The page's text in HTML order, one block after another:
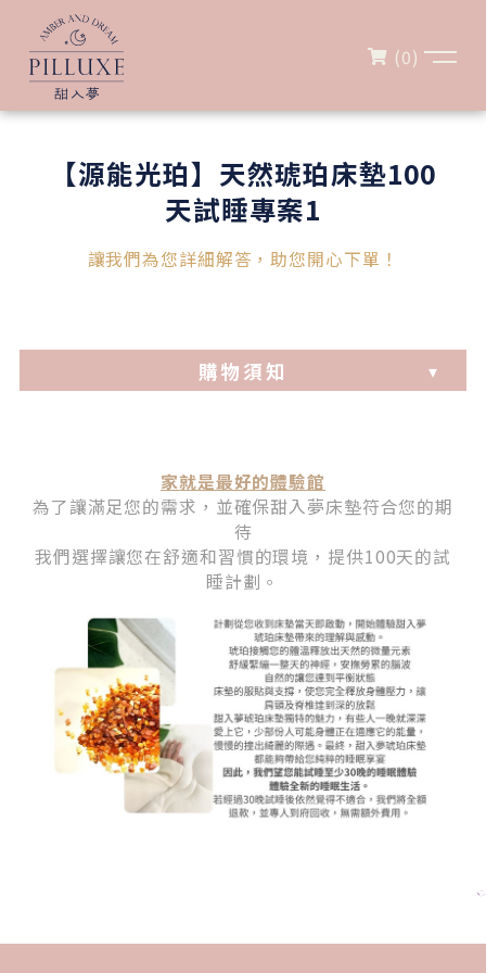
(0)
【源能光珀】天然琥珀床墊100
天試睡專案1
讓我們為您詳細解答，助您開心下單！
購物須知
家就是最好的體驗館
為了讓滿足您的需求，並確保甜入夢床墊符合您的期
待
我們選擇讓您在舒適和習慣的環境，提供100天的試
睡計劃。